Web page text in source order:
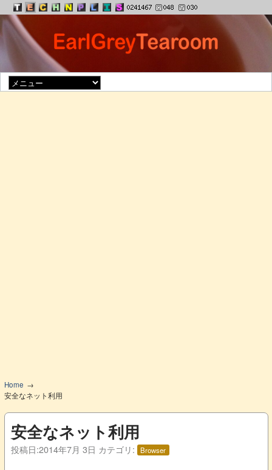
Home
安全なネット利用
安全なネット利用
投稿日:2014年7月 3日 カテゴリ: Browser